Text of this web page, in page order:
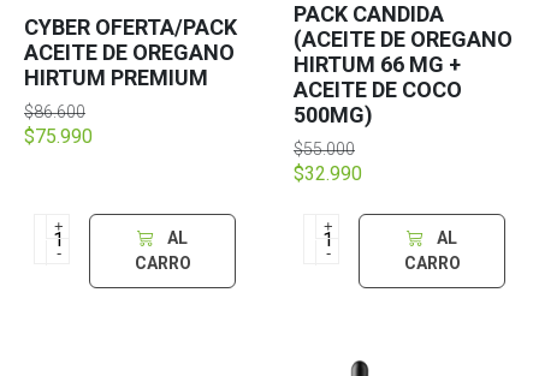
CYBER OFERTA/PACK
ACEITE DE OREGANO
HIRTUM PREMIUM
$86.600
$75.990
+
-
AL
CARRO
PACK CANDIDA
(ACEITE DE OREGANO
HIRTUM 66 MG +
ACEITE DE COCO
500MG)
$55.000
$32.990
+
-
AL
CARRO